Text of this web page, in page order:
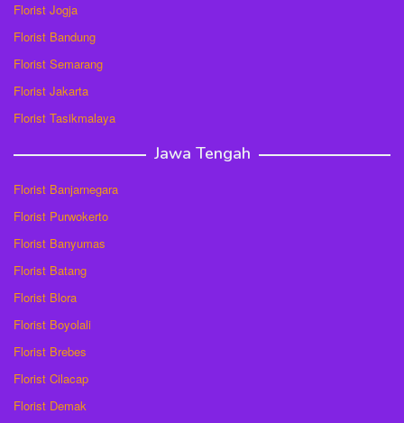
Florist Jogja
Florist Bandung
Florist Semarang
Florist Jakarta
Florist Tasikmalaya
Jawa Tengah
Florist Banjarnegara
Florist Purwokerto
Florist Banyumas
Florist Batang
Florist Blora
Florist Boyolali
Florist Brebes
Florist Cilacap
Florist Demak